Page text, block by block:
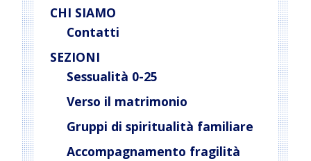
CHI SIAMO
Contatti
SEZIONI
Sessualità 0-25
Verso il matrimonio
Gruppi di spiritualità familiare
Accompagnamento fragilità